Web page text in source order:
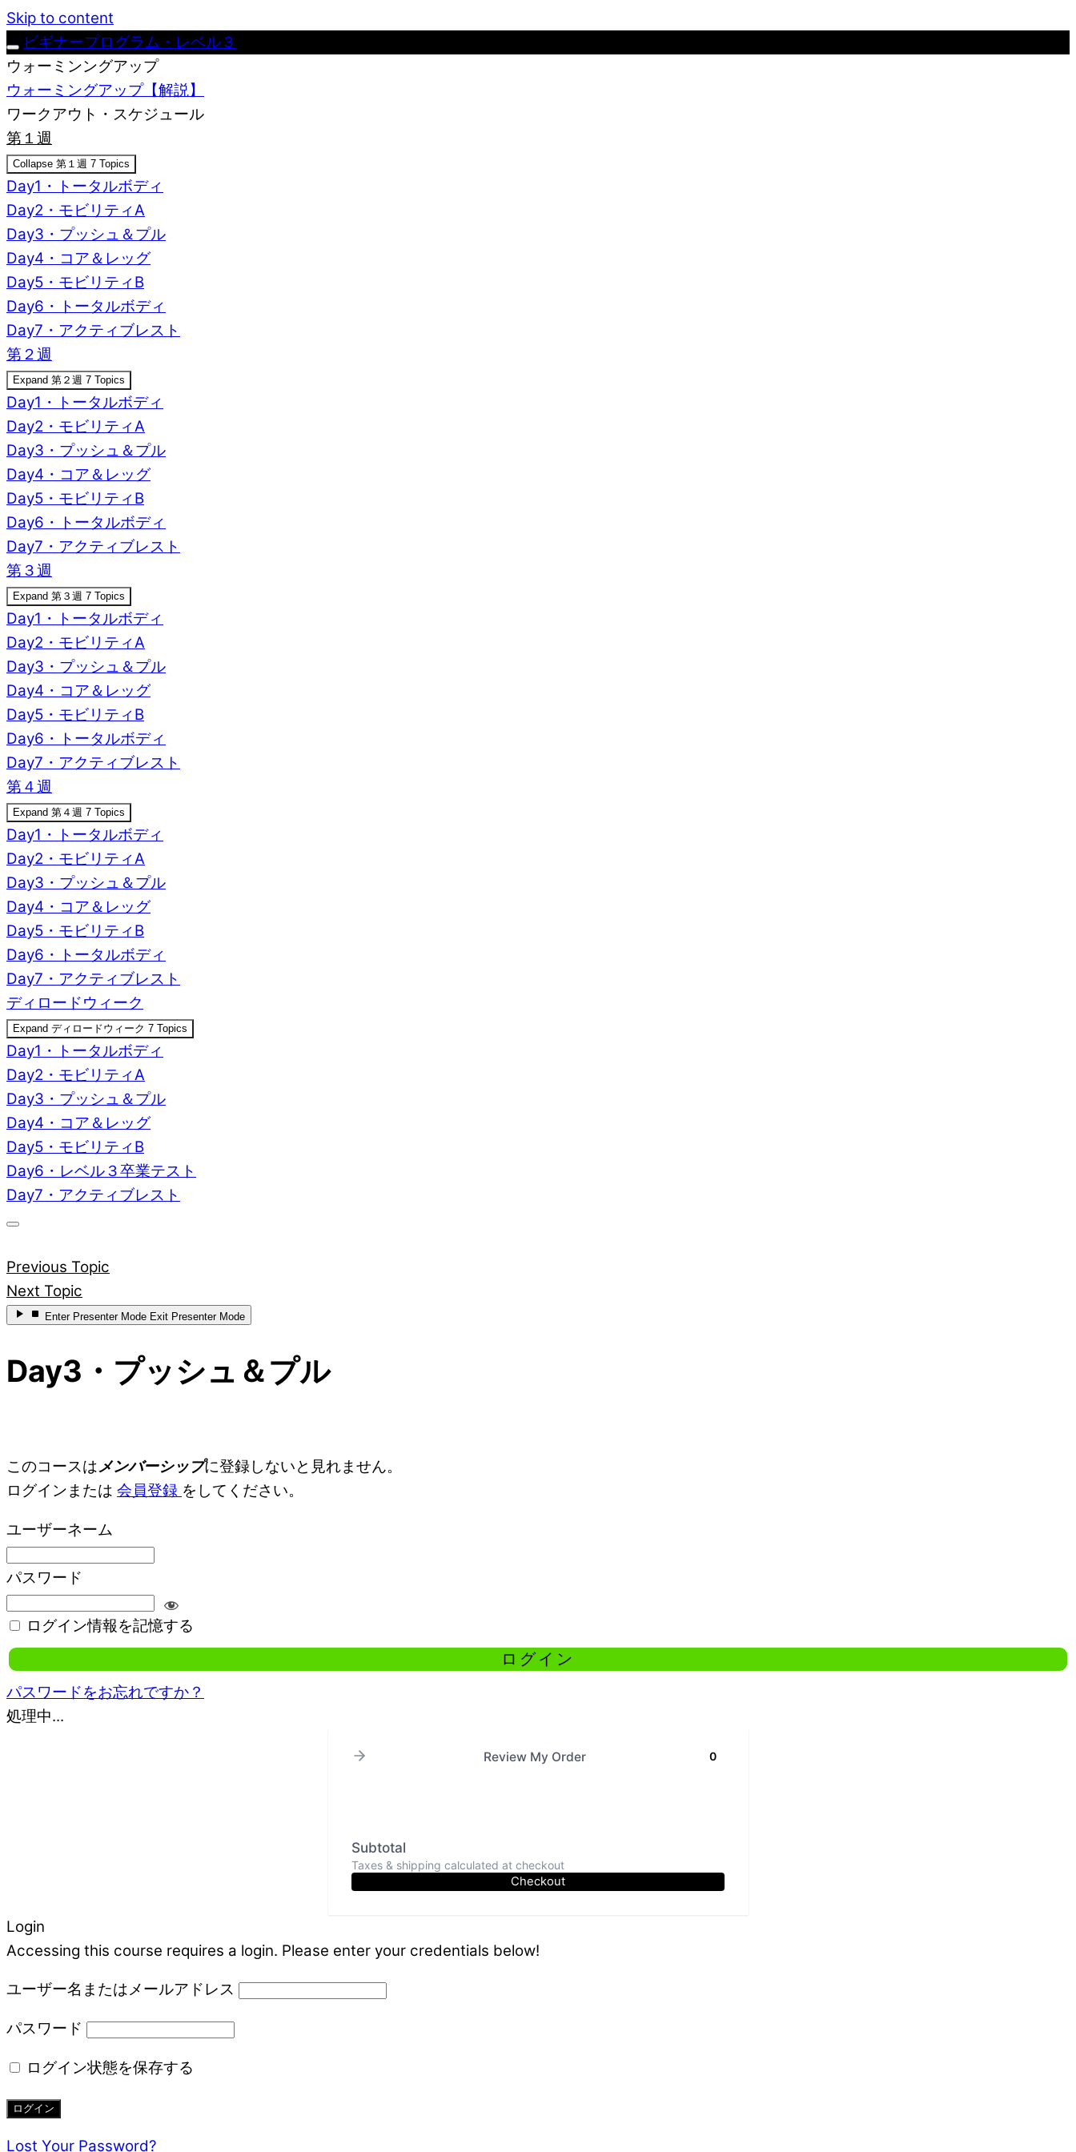
Skip to content
ビギナープログラム・レベル３
ウォーミンングアップ
ウォーミングアップ【解説】
ワークアウト・スケジュール
第１週
Collapse 第１週 7 Topics
Day1・トータルボディ
Day2・モビリティA
Day3・プッシュ＆プル
Day4・コア＆レッグ
Day5・モビリティB
Day6・トータルボディ
Day7・アクティブレスト
第２週
Expand 第２週 7 Topics
Day1・トータルボディ
Day2・モビリティA
Day3・プッシュ＆プル
Day4・コア＆レッグ
Day5・モビリティB
Day6・トータルボディ
Day7・アクティブレスト
第３週
Expand 第３週 7 Topics
Day1・トータルボディ
Day2・モビリティA
Day3・プッシュ＆プル
Day4・コア＆レッグ
Day5・モビリティB
Day6・トータルボディ
Day7・アクティブレスト
第４週
Expand 第４週 7 Topics
Day1・トータルボディ
Day2・モビリティA
Day3・プッシュ＆プル
Day4・コア＆レッグ
Day5・モビリティB
Day6・トータルボディ
Day7・アクティブレスト
ディロードウィーク
Expand ディロードウィーク 7 Topics
Day1・トータルボディ
Day2・モビリティA
Day3・プッシュ＆プル
Day4・コア＆レッグ
Day5・モビリティB
Day6・レベル３卒業テスト
Day7・アクティブレスト
Previous Topic
Next Topic
Enter Presenter Mode Exit Presenter Mode
Day3・プッシュ＆プル
このコースはメンバーシップに登録しないと見れません。
ログインまたは 会員登録 をしてください。
ユーザーネーム
パスワード
ログイン情報を記憶する
パスワードをお忘れですか？
処理中...
Review My Order 0
Subtotal
Taxes & shipping calculated at checkout
Checkout
Login
Accessing this course requires a login. Please enter your credentials below!
ユーザー名またはメールアドレス
パスワード
ログイン状態を保存する
Lost Your Password?